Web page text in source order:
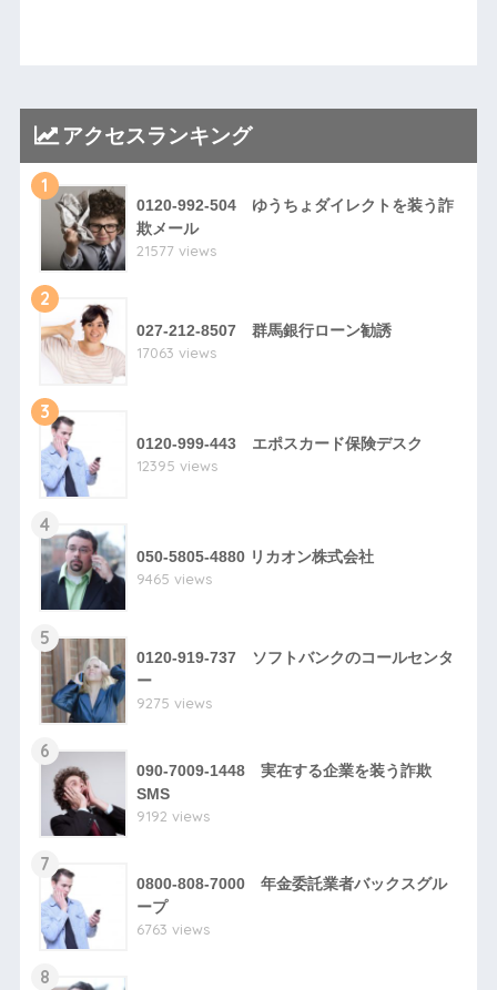
アクセスランキング
1
0120-992-504 ゆうちょダイレクトを装う詐
欺メール
21577 views
2
027-212-8507 群馬銀行ローン勧誘
17063 views
3
0120-999-443 エポスカード保険デスク
12395 views
4
050-5805-4880 リカオン株式会社
9465 views
5
0120-919-737 ソフトバンクのコールセンタ
ー
9275 views
6
090-7009-1448 実在する企業を装う詐欺
SMS
9192 views
7
0800-808-7000 年金委託業者バックスグル
ープ
6763 views
8